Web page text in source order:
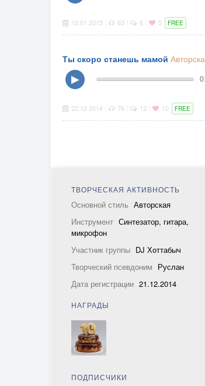
12.01.2015 63 6 5 FREE
Ты скоро станешь мамой
▶
22.12.2014 76 12 10 FREE
ТВОРЧЕСКАЯ АКТИВНОСТЬ
Основной стиль Авторская
Инструмент Синтезатор, гитара,
микрофон
Участник группы DJ Хоттабыч
Творческий псевдоним Руслан
Дата регистрации 21.12.2014
НАГРАДЫ
ПОДПИСЧИКИ